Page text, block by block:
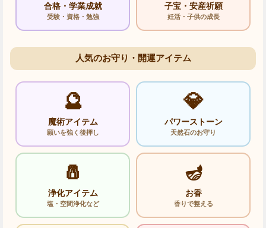
合格・学業成就
受験・資格・勉強
子宝・安産祈願
妊活・子供の成長
人気のお守り・開運アイテム
🔮
魔術アイテム
願いを強く後押し
💎
パワーストーン
天然石のお守り
🧂
浄化アイテム
塩・空間浄化など
🪔
お香
香りで整える